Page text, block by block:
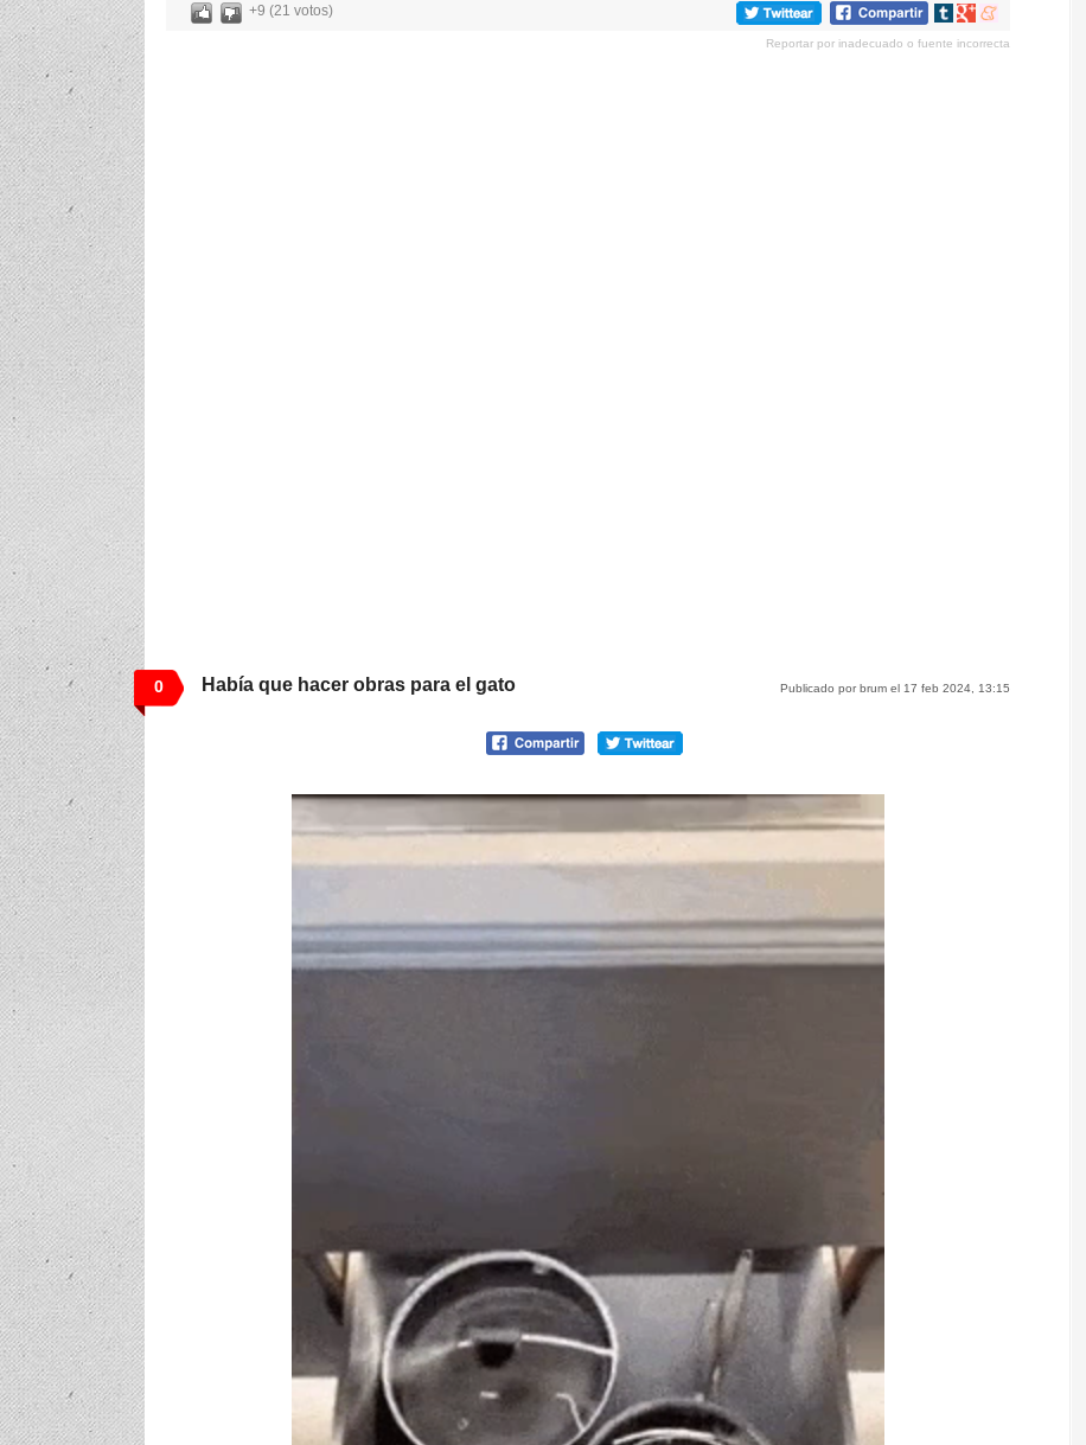
+9 (21 votos)
Compartir
tumblr
Compartir
Google+
Compartir
meneame
Reportar por inadecuado o fuente incorrecta
0 Publicado por brum el 17 feb 2024, 13:15
Había que hacer obras para el gato